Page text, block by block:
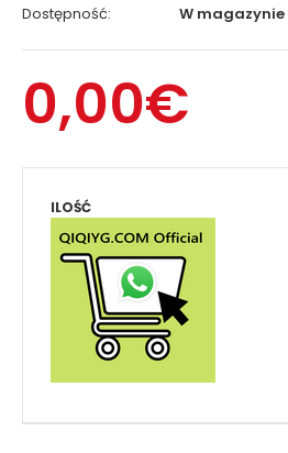
Dostępność:
W magazynie
0,00€
ILOŚĆ